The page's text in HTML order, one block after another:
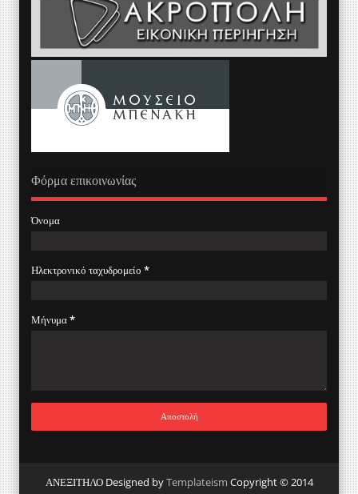
Φόρμα επικοινωνίας
Όνομα
Ηλεκτρονικό ταχυδρομείο *
Μήνυμα*
ΑΝΕΞΙΤΗΛΟ Designed byTemplateism Copyright © 2014